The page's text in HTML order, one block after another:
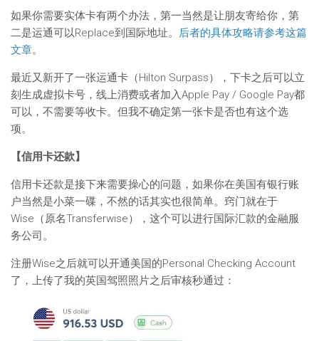
如果你需要实体卡有两个办法，第一当然是让朋友寄给你，第
二是运通可以Replace到国际地址。 后者的具体攻略请参考这篇
文章。
最近又新开了一张运通卡（Hilton Surpass），下卡之后可以立
刻生成虚拟卡号，线上消费或者加入Apple Pay / Google Pay都
可以，不需要等收卡。但我不确定第一张卡是否也有这个选
项。
【信用卡还款】
信用卡还款是接下来需要操心的问题，如果你在美国有银行账
户当然是小菜一碟，不然的话其实也很简单。窍门就在于
Wise（原名Transferwise），这个可以进行国际汇款的金融服
务公司。
注册Wise之后就可以开通美国的Personal Checking Account
了，上传了我的英国驾照照片之后审核秒通过：